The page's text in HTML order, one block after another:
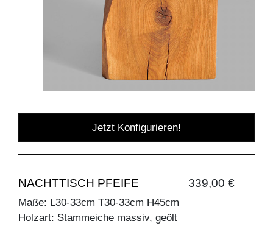
Jetzt Konfigurieren!
NACHTTISCH PFEIFE 339,00 €
Maße: L30-33cm T30-33cm H45cm
Holzart: Stammeiche massiv, geölt